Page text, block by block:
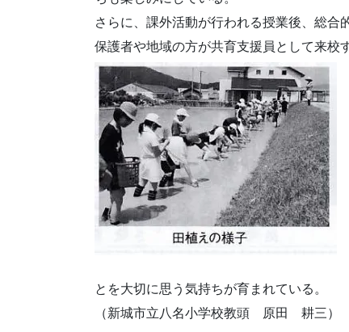
さらに、課外活動が行われる授業後、総合
保護者や地域の方が共育支援員として来校
とを大切に思う気持ちが育まれている。
（新城市立八名小学校教頭 原田 耕三）